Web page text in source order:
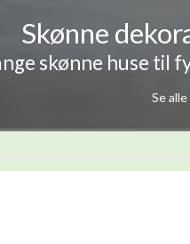
Skønne
skønne huse
Se